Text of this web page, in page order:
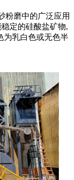
粉磨中的广泛应用
定的硅酸盐矿物,
为乳白色或无色半